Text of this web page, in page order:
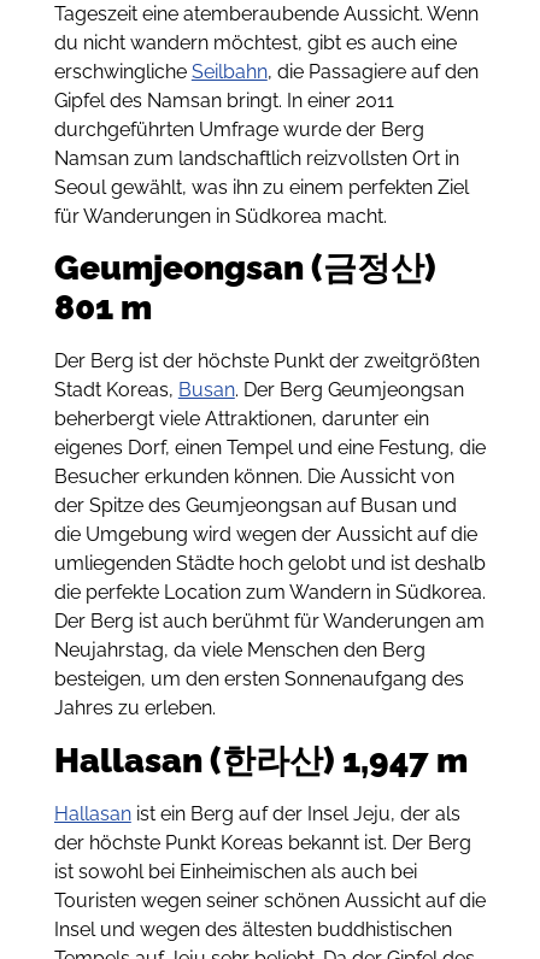
Tageszeit eine atemberaubende Aussicht. Wenn
du nicht wandern möchtest, gibt es auch eine
erschwingliche Seilbahn, die Passagiere auf den
Gipfel des Namsan bringt. In einer 2011
durchgeführten Umfrage wurde der Berg
Namsan zum landschaftlich reizvollsten Ort in
Seoul gewählt, was ihn zu einem perfekten Ziel
für Wanderungen in Südkorea macht.
Geumjeongsan (금정산)
801 m
Der Berg ist der höchste Punkt der zweitgrößten
Stadt Koreas, Busan. Der Berg Geumjeongsan
beherbergt viele Attraktionen, darunter ein
eigenes Dorf, einen Tempel und eine Festung, die
Besucher erkunden können. Die Aussicht von
der Spitze des Geumjeongsan auf Busan und
die Umgebung wird wegen der Aussicht auf die
umliegenden Städte hoch gelobt und ist deshalb
die perfekte Location zum Wandern in Südkorea.
Der Berg ist auch berühmt für Wanderungen am
Neujahrstag, da viele Menschen den Berg
besteigen, um den ersten Sonnenaufgang des
Jahres zu erleben.
Hallasan (한라산) 1,947 m
Hallasanist ein Berg auf der Insel Jeju, der als
der höchste Punkt Koreas bekannt ist. Der Berg
ist sowohl bei Einheimischen als auch bei
Touristen wegen seiner schönen Aussicht auf die
Insel und wegen des ältesten buddhistischen